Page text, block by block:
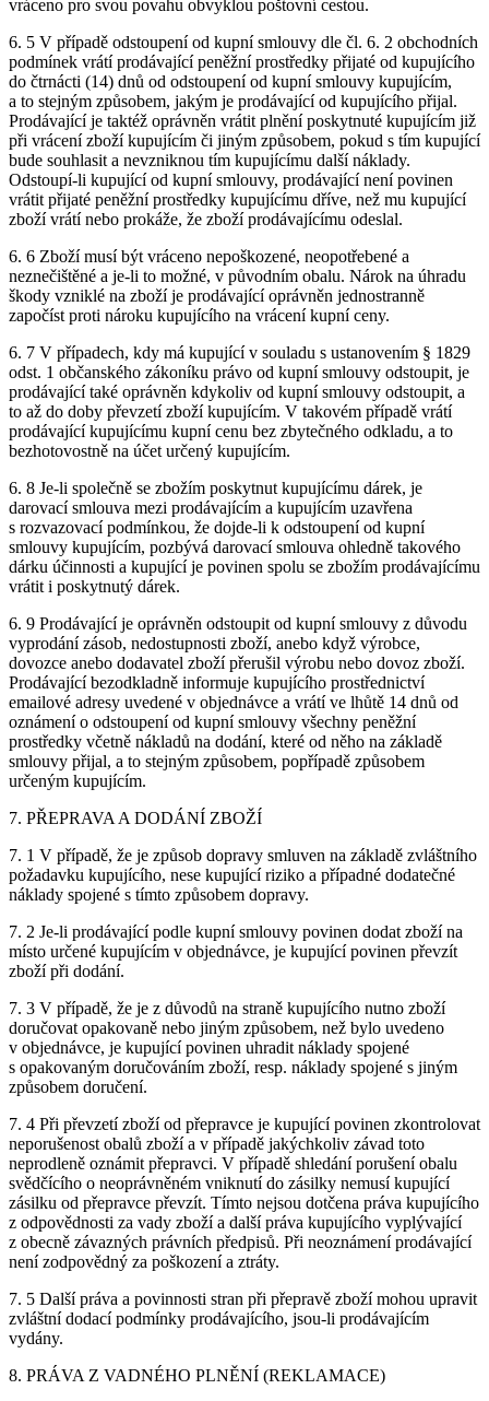
vráceno pro svou povahu obvyklou poštovní cestou.
6. 5 V případě odstoupení od kupní smlouvy dle čl. 6. 2 obchodních
podmínek vrátí prodávající peněžní prostředky přijaté od kupujícího
do čtrnácti (14) dnů od odstoupení od kupní smlouvy kupujícím,
a to stejným způsobem, jakým je prodávající od kupujícího přijal.
Prodávající je taktéž oprávněn vrátit plnění poskytnuté kupujícím již
při vrácení zboží kupujícím či jiným způsobem, pokud s tím kupující
bude souhlasit a nevzniknou tím kupujícímu další náklady.
Odstoupí-li kupující od kupní smlouvy, prodávající není povinen
vrátit přijaté peněžní prostředky kupujícímu dříve, než mu kupující
zboží vrátí nebo prokáže, že zboží prodávajícímu odeslal.
6. 6 Zboží musí být vráceno nepoškozené, neopotřebené a
neznečištěné a je-li to možné, v původním obalu. Nárok na úhradu
škody vzniklé na zboží je prodávající oprávněn jednostranně
započíst proti nároku kupujícího na vrácení kupní ceny.
6. 7 V případech, kdy má kupující v souladu s ustanovením § 1829
odst. 1 občanského zákoníku právo od kupní smlouvy odstoupit, je
prodávající také oprávněn kdykoliv od kupní smlouvy odstoupit, a
to až do doby převzetí zboží kupujícím. V takovém případě vrátí
prodávající kupujícímu kupní cenu bez zbytečného odkladu, a to
bezhotovostně na účet určený kupujícím.
6. 8 Je-li společně se zbožím poskytnut kupujícímu dárek, je
darovací smlouva mezi prodávajícím a kupujícím uzavřena
s rozvazovací podmínkou, že dojde-li k odstoupení od kupní
smlouvy kupujícím, pozbývá darovací smlouva ohledně takového
dárku účinnosti a kupující je povinen spolu se zbožím prodávajícímu
vrátit i poskytnutý dárek.
6. 9 Prodávající je oprávněn odstoupit od kupní smlouvy z důvodu
vyprodání zásob, nedostupnosti zboží, anebo když výrobce,
dovozce anebo dodavatel zboží přerušil výrobu nebo dovoz zboží.
Prodávající bezodkladně informuje kupujícího prostřednictví
emailové adresy uvedené v objednávce a vrátí ve lhůtě 14 dnů od
oznámení o odstoupení od kupní smlouvy všechny peněžní
prostředky včetně nákladů na dodání, které od něho na základě
smlouvy přijal, a to stejným způsobem, popřípadě způsobem
určeným kupujícím.
7. PŘEPRAVA A DODÁNÍ ZBOŽÍ
7. 1 V případě, že je způsob dopravy smluven na základě zvláštního
požadavku kupujícího, nese kupující riziko a případné dodatečné
náklady spojené s tímto způsobem dopravy.
7. 2 Je-li prodávající podle kupní smlouvy povinen dodat zboží na
místo určené kupujícím v objednávce, je kupující povinen převzít
zboží při dodání.
7. 3 V případě, že je z důvodů na straně kupujícího nutno zboží
doručovat opakovaně nebo jiným způsobem, než bylo uvedeno
v objednávce, je kupující povinen uhradit náklady spojené
s opakovaným doručováním zboží, resp. náklady spojené s jiným
způsobem doručení.
7. 4 Při převzetí zboží od přepravce je kupující povinen zkontrolovat
neporušenost obalů zboží a v případě jakýchkoliv závad toto
neprodleně oznámit přepravci. V případě shledání porušení obalu
svědčícího o neoprávněném vniknutí do zásilky nemusí kupující
zásilku od přepravce převzít. Tímto nejsou dotčena práva kupujícího
z odpovědnosti za vady zboží a další práva kupujícího vyplývající
z obecně závazných právních předpisů. Při neoznámení prodávající
není zodpovědný za poškození a ztráty.
7. 5 Další práva a povinnosti stran při přepravě zboží mohou upravit
zvláštní dodací podmínky prodávajícího, jsou-li prodávajícím
vydány.
8. PRÁVA Z VADNÉHO PLNĚNÍ (REKLAMACE)